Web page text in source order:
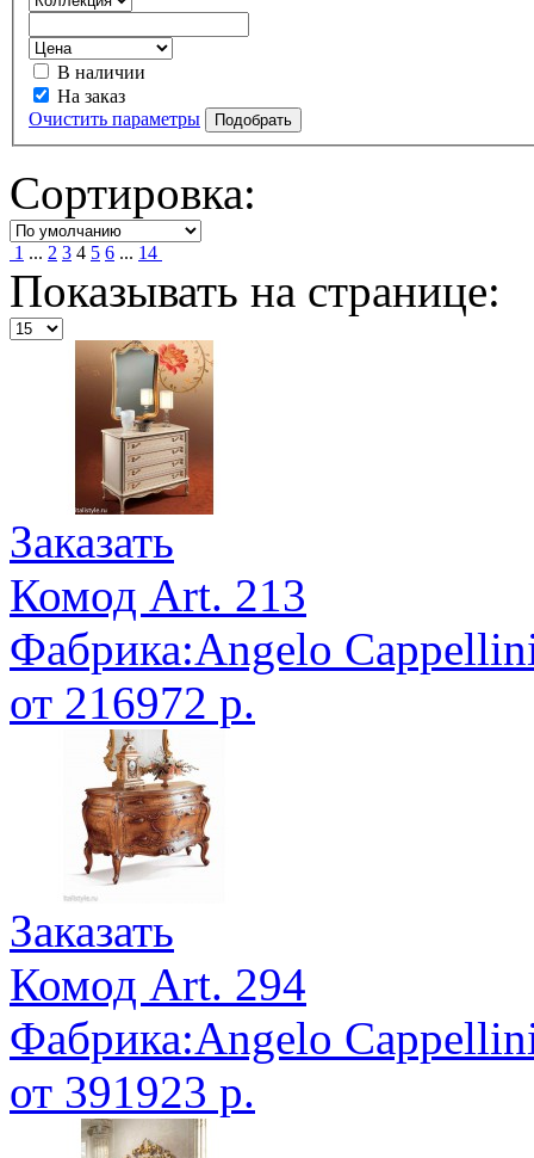
В наличии
На заказ
Очистить параметры
Сортировка:
1 ... 2 3 4 5 6 ... 14
Показывать на странице:
Заказать
Комод Art. 213
Фабрика:Angelo
от 216972 р.
Заказать
Комод Art. 294
Фабрика:Angelo
от 391923 р.